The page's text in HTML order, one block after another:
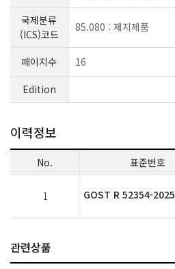
국제분류
(ICS)코드
85.080 : 제지제품
페이지수
16
Edition
이력정보
No. 표준번호
1 GOST R 52354-2025
관련상품